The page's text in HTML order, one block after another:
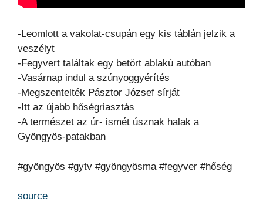
-Leomlott a vakolat-csupán egy kis táblán jelzik a
veszélyt
-Fegyvert találtak egy betört ablakú autóban
-Vasárnap indul a szúnyoggyérítés
-Megszentelték Pásztor József sírját
-Itt az újabb hőségriasztás
-A természet az úr- ismét úsznak halak a
Gyöngyös-patakban
#gyöngyös #gytv #gyöngyösma #fegyver #hőség
source